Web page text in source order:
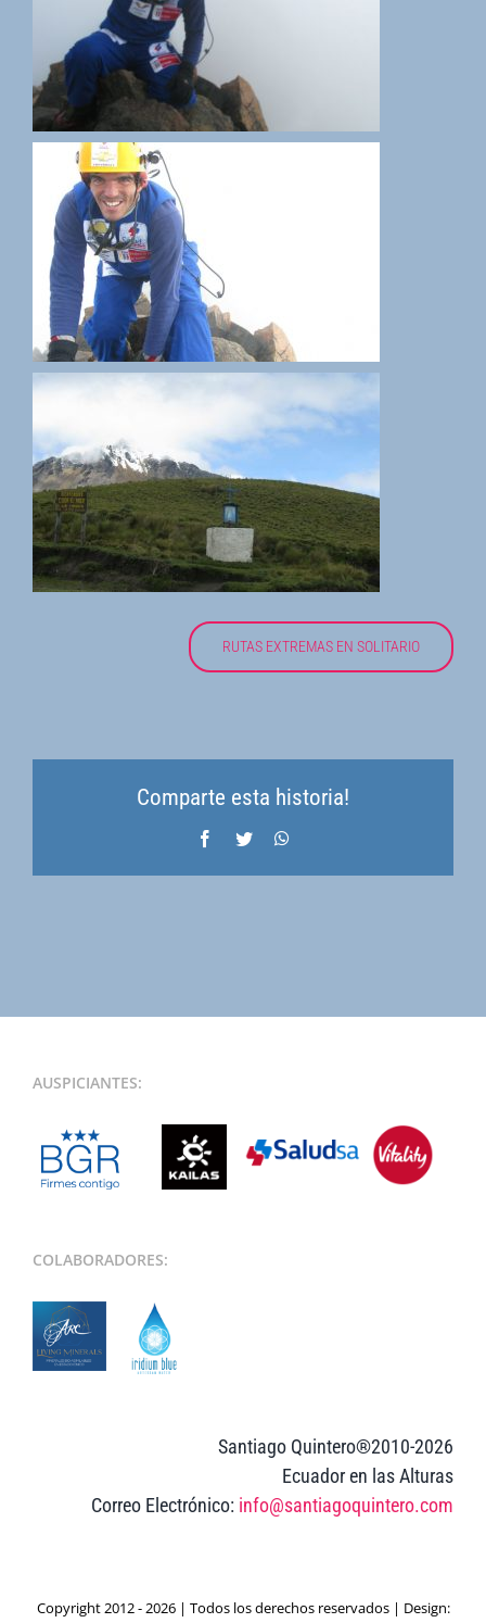
RUTAS EXTREMAS EN SOLITARIO
Comparte esta historia!
Facebook
Twitter
AUSPICIANTES:
COLABORADORES:
Santiago Quintero®2010-2026
Ecuador en las Alturas
Correo Electrónico: info@santiagoquintero.com
Copyright 2012 - 2026 | Todos los derechos reservados | Design: